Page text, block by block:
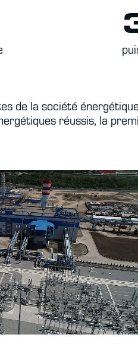
de la société
réussis, la